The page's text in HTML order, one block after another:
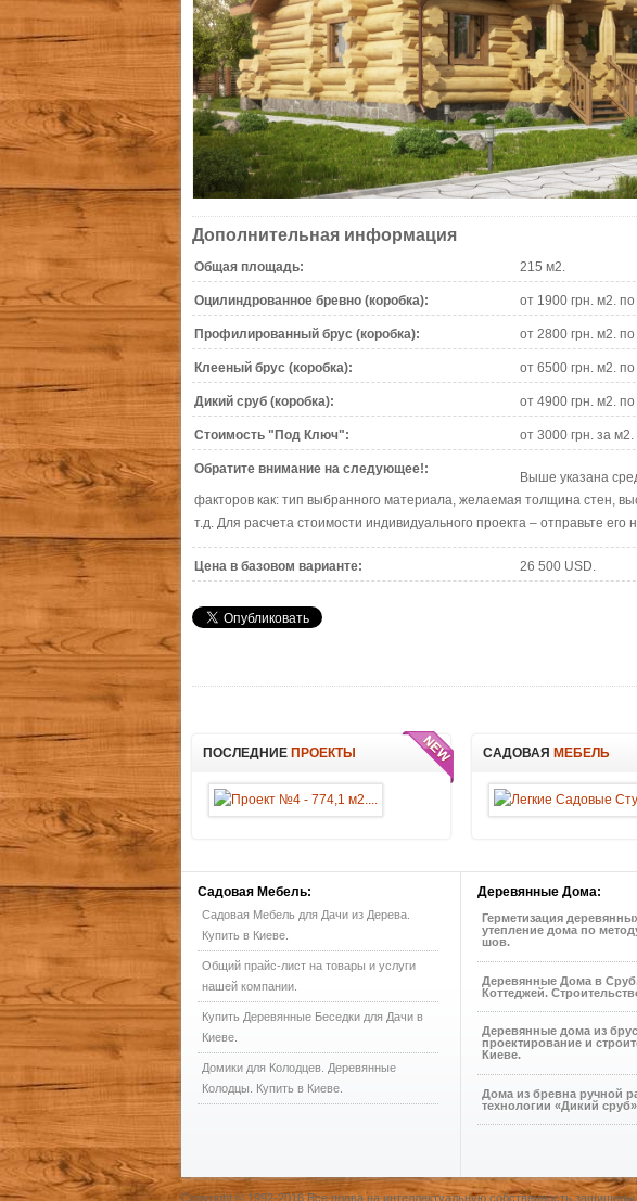
Дополнительная информация
Общая площадь: 215 м2.
Оцилиндрованное бревно (коробка): от 1900 грн. м2. по
Профилированный брус (коробка): от 2800 грн. м2. по
Клееный брус (коробка): от 6500 грн. м2. по
Дикий сруб (коробка): от 4900 грн. м2. по
Стоимость "Под Ключ": от 3000 грн. за м2.
Обратите внимание на следующее!:
Выше указана
факторов как: тип выбранного материала, желаемая толщина стен,
т.д. Для расчета стоимости индивидуального проекта – отправьте
Цена в базовом варианте: 26 500 USD.
ПОСЛЕДНИЕ ПРОЕКТЫ САДОВАЯ МЕБЕЛЬ
Садовая Мебель:
Садовая Мебель для Дачи из Дерева.
Купить в Киеве.
Общий прайс-лист на товары и услуги
нашей компании.
Купить Деревянные Беседки для Дачи в
Киеве.
Домики для Колодцев. Деревянные
Колодцы. Купить в Киеве.
ДеревянныеДома:
Герметизация
утепление дома по
шов.
Деревянные Дома в
Коттеджей.
Деревянные дома из
проектирование и
Киеве.
Дома из бревна ручной
технологии «Дикий
Copyright © 1992-2016 Все права на интеллектуальную собственность